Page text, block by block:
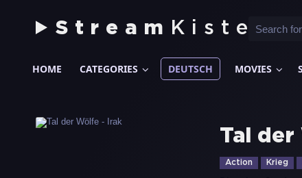
Stream Kiste
HOME CATEGORIES DEUTSCH MOVIES
Tal
Action Krieg